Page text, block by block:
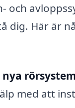
och
dig. Här är
med att